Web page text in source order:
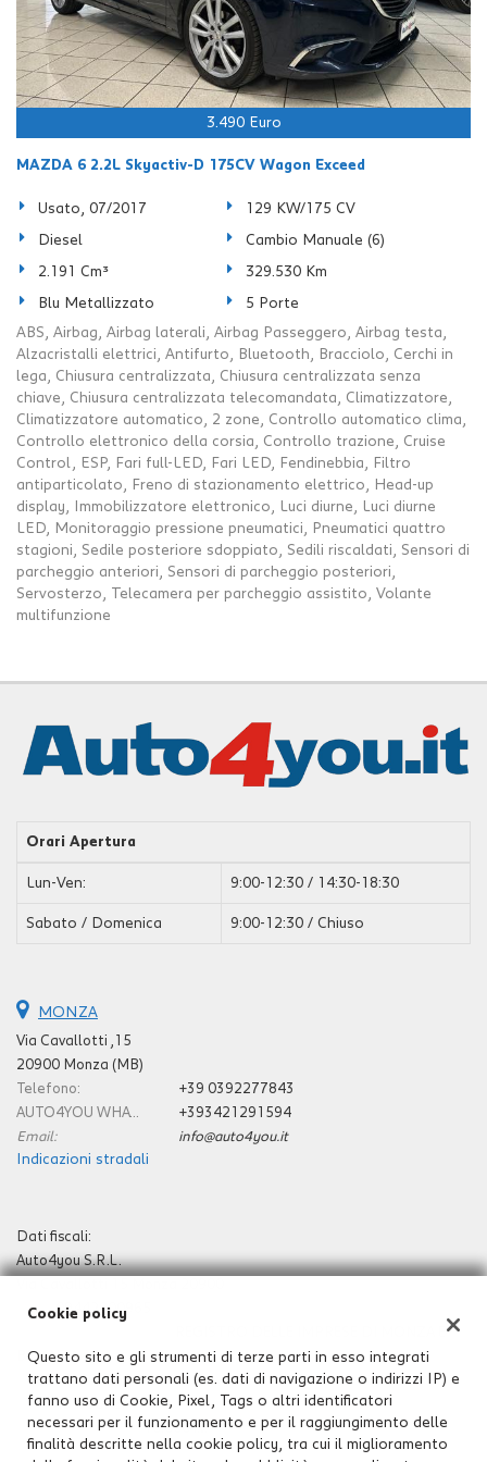
3.490 Euro
MAZDA 6 2.2L Skyactiv-D 175CV Wagon Exceed
Usato, 07/2017 129 KW/175 CV
Diesel Cambio Manuale (6)
2.191 Cm³ 329.530 Km
Blu Metallizzato
5 Porte
ABS, Airbag, Airbag laterali, Airbag Passeggero, Airbag testa,
Alzacristalli elettrici, Antifurto, Bluetooth, Bracciolo, Cerchi in
lega, Chiusura centralizzata, Chiusura centralizzata senza
chiave, Chiusura centralizzata telecomandata, Climatizzatore,
Climatizzatore automatico, 2 zone, Controllo automatico clima,
Controllo elettronico della corsia, Controllo trazione, Cruise
Control, ESP, Fari full-LED, Fari LED, Fendinebbia, Filtro
antiparticolato, Freno di stazionamento elettrico, Head-up
display, Immobilizzatore elettronico, Luci diurne, Luci diurne
LED, Monitoraggio pressione pneumatici, Pneumatici quattro
stagioni, Sedile posteriore sdoppiato, Sedili riscaldati, Sensori di
parcheggio anteriori, Sensori di parcheggio posteriori,
Servosterzo, Telecamera per parcheggio assistito, Volante
multifunzione
Orari Apertura
Lun-Ven: 9:00-12:30 / 14:30-18:30
Sabato / Domenica 9:00-12:30 / Chiuso
MONZA
Via Cavallotti ,15
20900 Monza (MB)
Telefono:
+39 0392277843
AUTO4YOU WHATSAPP E CELLULARE:
+393421291594
Email:
info@auto4you.it
Indicazioni stradali
Dati fiscali:
Auto4you S.R.L.
P.IVA:09442000965
BRIANZA
N°09442000965
REA:MB-1907271
Capitale sociale: € 10.000 i.v.
Cookie policy
Questo sito e gli strumenti di terze parti in esso integrati
trattano dati personali (es. dati di navigazione o indirizzi IP) e
fanno uso di Cookie, Pixel, Tags o altri identificatori
necessari per il funzionamento e per il raggiungimento delle
finalità descritte nella cookie policy, tra cui il miglioramento
Cookie necessari
Cookie delle preferenze
Cookie per il miglioramento dell'esperienza utente
Cookie analitici
Leggi
la
cookie
policy
Salva
le
impostazioni